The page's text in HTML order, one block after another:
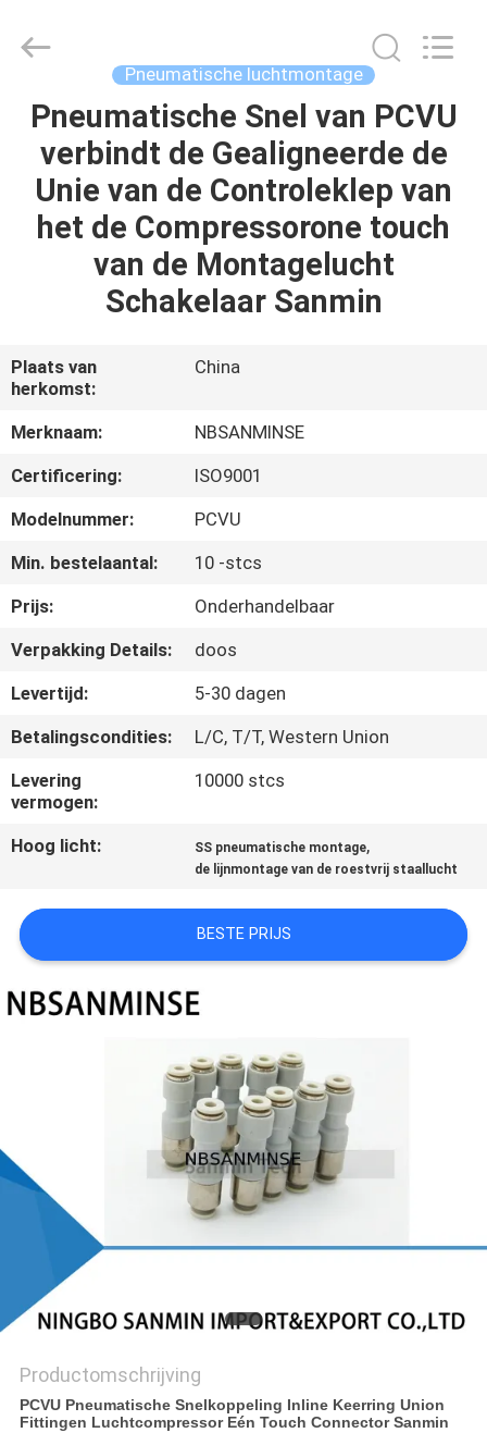
HUIS
PRODUCTEN
ONGEVEER
FABRIEKSREIS
KWALITEITSCONTROLE
ONS
NIEUWS
OM EEN
CITAAT
SITEMAP
PRIVACYBELEID
Export
Co.,Ltd..
Reserved.
Pneumatische luchtmontage
Pneumatische Snel van PCVU
verbindt de Gealigneerde de
Unie van de Controleklep van
het de Compressorone touch
van de Montagelucht
Schakelaar Sanmin
Plaats van
herkomst:
China
Merknaam:
NBSANMINSE
Certificering:
ISO9001
Modelnummer:
PCVU
Min. bestelaantal:
10 -stcs
Prijs:
Onderhandelbaar
Verpakking Details:
doos
Levertijd:
5-30 dagen
Betalingscondities:
L/C, T/T, Western Union
Levering
vermogen:
10000 stcs
Hoog licht: SS pneumatische montage,
de lijnmontage van de roestvrij staallucht
BESTE PRIJS
Productomschrijving
PCVU Pneumatische Snelkoppeling Inline Keerring Union
Fittingen Luchtcompressor Eén Touch Connector Sanmin